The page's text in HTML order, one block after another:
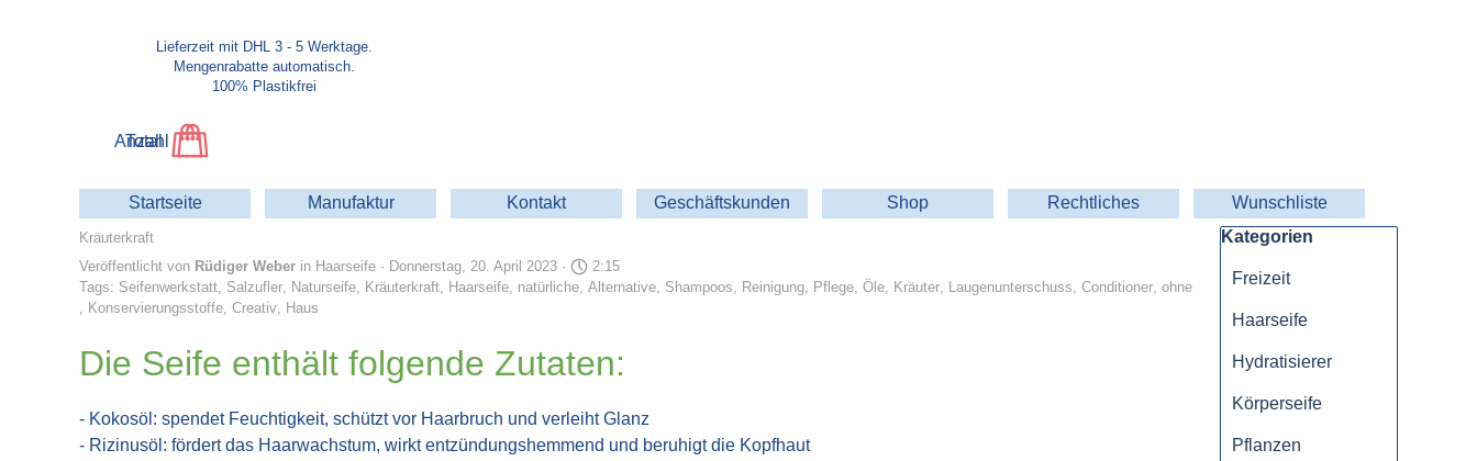
Menü überspringen
Startseite Manufaktur ▼
Kontakt Geschäftskunden ▼
Shop ▼
Rechtliches ▼
Wunschliste
Total
Anzahl
Lieferzeit mit DHL 3 - 5 Werktage.
Mengenrabatte automatisch.
100% Plastikfrei
Kräuterkraft
Veröffentlicht von Rüdiger Weber in Haarseife · Donnerstag, 20. April 2023 ·
2:15
Tags: Seifenwerkstatt, Salzufler, Naturseife, Kräuterkraft, Haarseife, natürliche, Alternative, Shampoos, Reinigung, Pflege, Öle, Kräuter, Laugenunterschuss, Conditioner, ohne
, Konservierungsstoffe, Creativ, Haus
Die Seife enthält folgende Zutaten:
- Kokosöl: spendet Feuchtigkeit, schützt vor Haarbruch und verleiht Glanz
- Rizinusöl: fördert das Haarwachstum, wirkt entzündungshemmend und beruhigt die Kopfhaut
Block überspringen Kategorien
Kategorien
Freizeit
Haarseife
Hydratisierer
Körperseife
Pflanzen